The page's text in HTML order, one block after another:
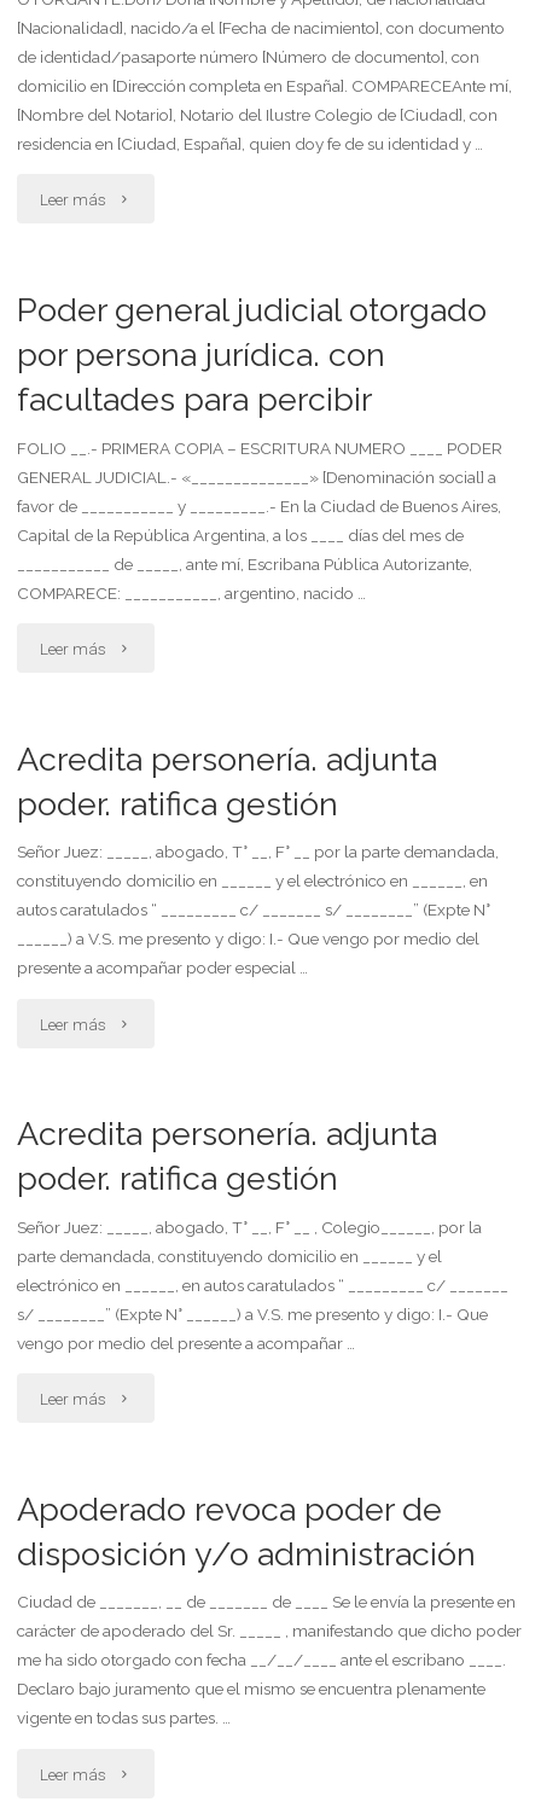
[Nacionalidad], nacido/a el [Fecha de nacimiento], con documento
de identidad/pasaporte número [Número de documento], con
domicilio en [Dirección completa en España]. COMPARECEAnte mí,
[Nombre del Notario], Notario del Ilustre Colegio de [Ciudad], con
residencia en [Ciudad, España], quien doy fe de su identidad y …
Leer más "Poder
Poder general judicial otorgado
por persona jurídica. con
facultades para percibir
FOLIO __.- PRIMERA COPIA – ESCRITURA NUMERO ____ PODER
GENERAL JUDICIAL.- «______________» [Denominación social] a
favor de ___________ y _________.- En la Ciudad de Buenos Aires,
Capital de la República Argentina, a los ____ días del mes de
___________ de _____, ante mí, Escribana Pública Autorizante,
COMPARECE: ___________, argentino, nacido …
Leer más "Poder
otorgado
persona
jurídica.
facultades
percibir"
Acredita personería. adjunta
poder. ratifica gestión
Señor Juez: _____, abogado, T° __, F° __ por la parte demandada,
constituyendo domicilio en ______ y el electrónico en ______, en
autos caratulados “ _________ c/ _______ s/ ________” (Expte N°
______) a V.S. me presento y digo: I.- Que vengo por medio del
presente a acompañar poder especial …
Leer más "Acredita
adjunta
poder.
gestión"
Acredita personería. adjunta
poder. ratifica gestión
Señor Juez: _____, abogado, T° __, F° __ , Colegio______, por la
parte demandada, constituyendo domicilio en ______ y el
electrónico en ______, en autos caratulados “ _________ c/ _______
s/ ________” (Expte N° ______) a V.S. me presento y digo: I.- Que
vengo por medio del presente a acompañar …
Leer más "Acredita
poder.
gestión"
Apoderado revoca poder de
disposición y/o administración
Ciudad de _______, __ de _______ de ____ Se le envía la presente en
carácter de apoderado del Sr. _____ , manifestando que dicho poder
me ha sido otorgado con fecha __/__/____ ante el escribano ____.
Declaro bajo juramento que el mismo se encuentra plenamente
vigente en todas sus partes. …
Leer más "Apoderado